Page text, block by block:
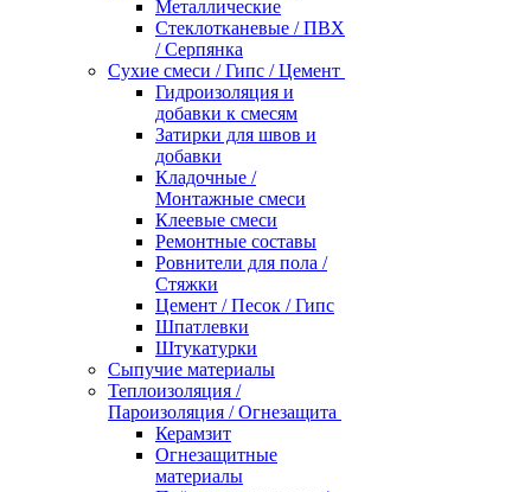
Металлические
Стеклотканевые / ПВХ
/ Серпянка
Сухие смеси / Гипс / Цемент
Гидроизоляция и
добавки к смесям
Затирки для швов и
добавки
Кладочные /
Монтажные смеси
Клеевые смеси
Ремонтные составы
Ровнители для пола /
Стяжки
Цемент / Песок / Гипс
Шпатлевки
Штукатурки
Сыпучие материалы
Теплоизоляция /
Пароизоляция / Огнезащита
Керамзит
Огнезащитные
материалы